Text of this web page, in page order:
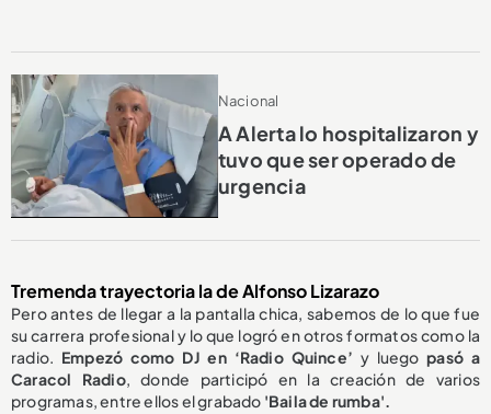
Nacional
A Alerta lo hospitalizaron y
tuvo que ser operado de
urgencia
Tremenda trayectoria la de Alfonso Lizarazo
Pero antes de llegar a la pantalla chica, sabemos de lo que fue
su carrera profesional y lo que logró en otros formatos como la
radio. Empezó como DJ en ‘Radio Quince’ y luegopasó a
Caracol Radio, donde participó en la creación de varios
programas, entre ellos el grabado 'Baila de rumba'.